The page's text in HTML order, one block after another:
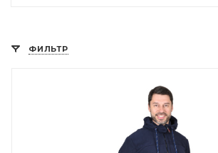
ФИЛЬТР